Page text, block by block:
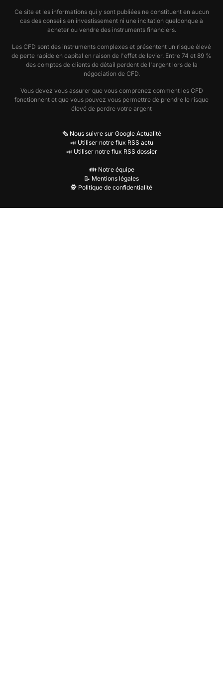
Ce site et les informations qui y sont publiées ne constituent en aucun
cas des conseils en investissement ni une incitation quelconque à
acheter ou vendre des instruments financiers.
Les CFD sont des instruments complexes et présentent un risque élevé
de perte rapide en capital en raison de l'effet de levier. Entre 74 et 89 %
des comptes de clients de détail perdent de l'argent lors de la
négociation de CFD.
Vous devez vous assurer que vous comprenez comment les CFD
fonctionnent et que vous pouvez vous permettre de prendre le risque
élevé de perdre votre argent
🗞️ Nous suivre sur Google Actualité
📣 Utiliser notre flux RSS actu
📣 Utiliser notre flux RSS dossier
👪 Notre équipe
📝 Mentions légales
🕵️ Politique de confidentialité